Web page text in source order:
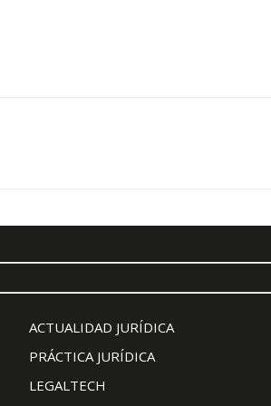
ACTUALIDAD JURÍDICA
PRÁCTICA JURÍDICA
LEGALTECH